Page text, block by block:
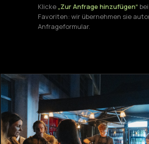
Klicke„Zur Anfrage hinzufügen“
Favoriten: wir übernehmen sie
Anfrageformular.